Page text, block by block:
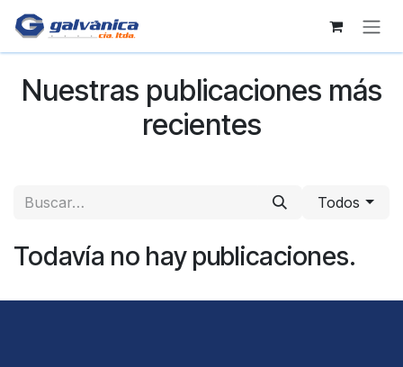
Ir al contenido
Nuestras publicaciones más
recientes
Todos
Todavía no hay publicaciones.